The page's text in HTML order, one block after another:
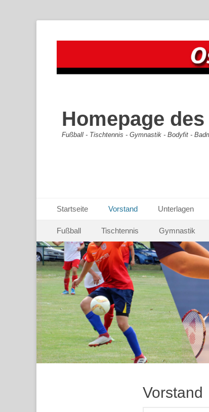
Homepage
Fußball - Tischtennis - Gymnastik - Bodyfit -
Primäres Menü
Inhalt
Startseite Vorstand Unterlagen
Sekundäres Menü
Inhalt
springen
Fußball Tischtennis Gymnastik
Vorstand